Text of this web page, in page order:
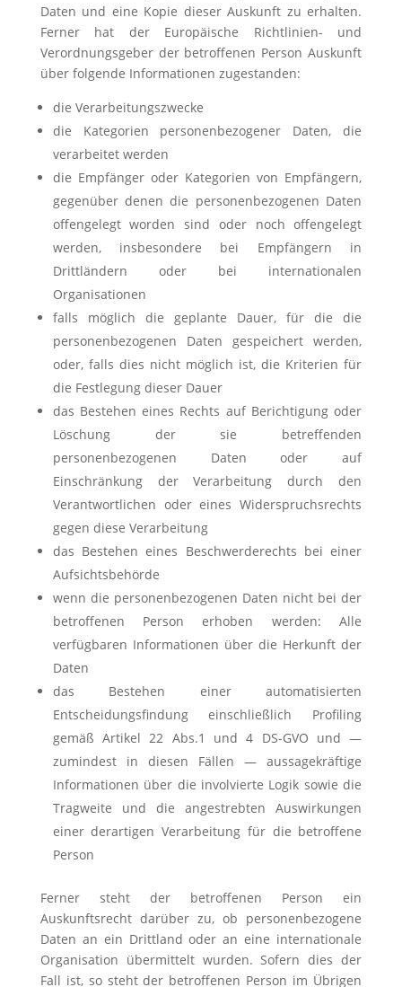
Daten und eine Kopie dieser Auskunft zu erhalten.
Ferner hat der Europäische Richtlinien- und
Verordnungsgeber der betroffenen Person Auskunft
über folgende Informationen zugestanden:
die Verarbeitungszwecke
die Kategorien personenbezogener Daten, die
verarbeitet werden
die Empfänger oder Kategorien von Empfängern,
gegenüber denen die personenbezogenen Daten
offengelegt worden sind oder noch offengelegt
werden, insbesondere bei Empfängern in
Drittländern oder bei internationalen
Organisationen
falls möglich die geplante Dauer, für die die
personenbezogenen Daten gespeichert werden,
oder, falls dies nicht möglich ist, die Kriterien für
die Festlegung dieser Dauer
das Bestehen eines Rechts auf Berichtigung oder
Löschung der sie betreffenden
personenbezogenen Daten oder auf
Einschränkung der Verarbeitung durch den
Verantwortlichen oder eines Widerspruchsrechts
gegen diese Verarbeitung
das Bestehen eines Beschwerderechts bei einer
Aufsichtsbehörde
wenn die personenbezogenen Daten nicht bei der
betroffenen Person erhoben werden: Alle
verfügbaren Informationen über die Herkunft der
Daten
das Bestehen einer automatisierten
Entscheidungsfindung einschließlich Profiling
gemäß Artikel 22 Abs.1 und 4 DS-GVO und —
zumindest in diesen Fällen — aussagekräftige
Informationen über die involvierte Logik sowie die
Tragweite und die angestrebten Auswirkungen
einer derartigen Verarbeitung für die betroffene
Person
Ferner steht der betroffenen Person ein
Auskunftsrecht darüber zu, ob personenbezogene
Daten an ein Drittland oder an eine internationale
Organisation übermittelt wurden. Sofern dies der
Fall ist, so steht der betroffenen Person im Übrigen